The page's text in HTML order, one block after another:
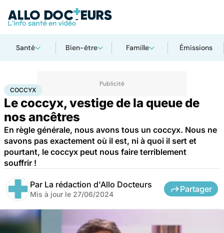
Santé Bien-être Famille Émissions
AccueilSanté
COCCYX
Le coccyx, vestige de la queue de
nos ancêtres
En règle générale, nous avons tous un coccyx. Nous ne
savons pas exactement où il est, ni à quoi il sert et
pourtant, le coccyx peut nous faire terriblement
souffrir !
Par La rédaction d'Allo Docteurs
Mis à jour le 27/06/2024
Partager